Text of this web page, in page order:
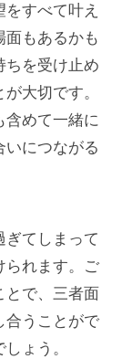
すべて叶え
面もあるかも
ちを受け止め
大切です。
含めて一緒に
いにつながる
ぎてしまって
られます。ご
とで、三者面
合うことがで
ょう。